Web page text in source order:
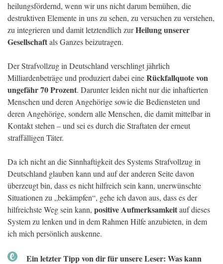
heilungsfördernd, wenn wir uns nicht darum bemühen, die
destruktiven Elemente in uns zu sehen, zu versuchen zu verstehen,
zu integrieren und damit letztendlich zurHeilung unserer
Gesellschaftals Ganzes beizutragen.
Der Strafvollzug in Deutschland verschlingt jährlich
Milliardenbeträge und produziert dabei eineRückfallquote von
ungefähr 70 Prozent. Darunter leiden nicht nur die inhaftierten
Menschen und deren Angehörige sowie die Bediensteten und
deren Angehörige, sondern alle Menschen, die damit mittelbar in
Kontakt stehen – und sei es durch die Straftaten der erneut
straffälligen Täter.
Da ich nicht an die Sinnhaftigkeit des Systems Strafvollzug in
Deutschland glauben kann und auf der anderen Seite davon
überzeugt bin, dass es nicht hilfreich sein kann, unerwünschte
Situationen zu „bekämpfen“, gehe ich davon aus, dass es der
hilfreichste Weg sein kann, positive Aufmerksamkeitauf dieses
System zu lenken und in dem Rahmen Hilfe anzubieten, in dem
ich mich persönlich auskenne.
Ein letzter Tipp von dir für unsere Leser: Was kann